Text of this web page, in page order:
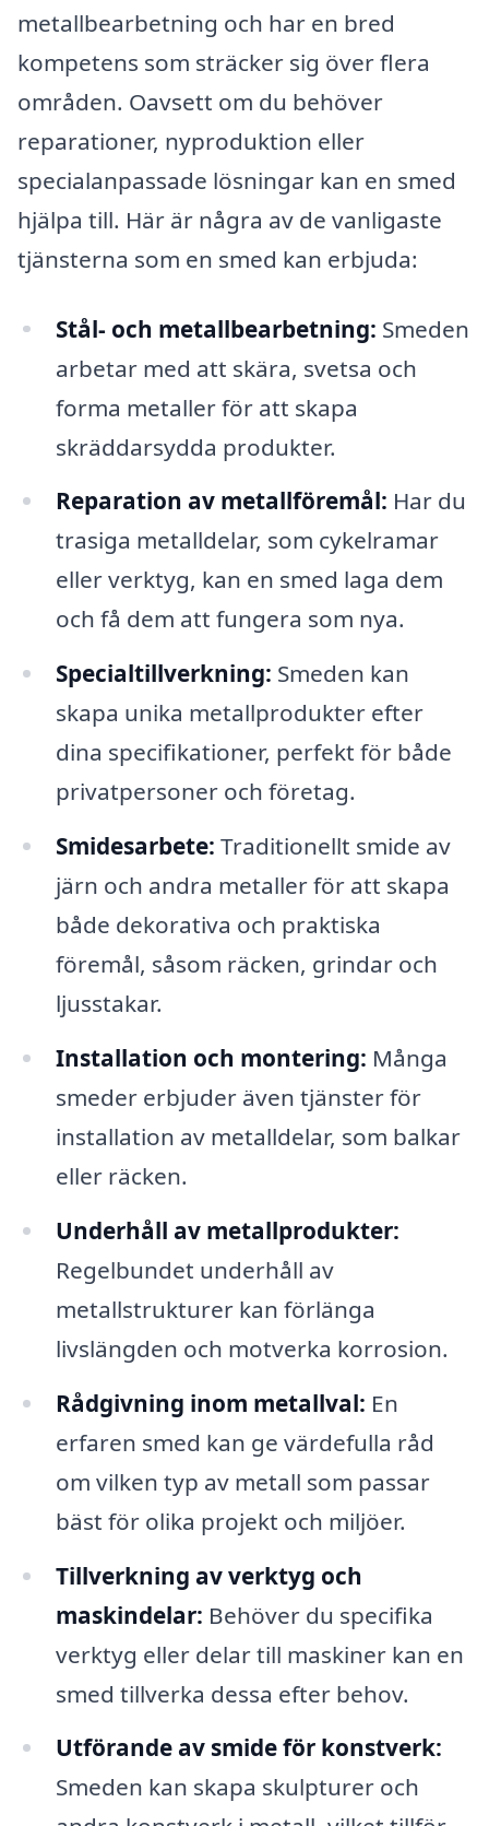
metallbearbetning och har en bred
kompetens som sträcker sig över flera
områden. Oavsett om du behöver
reparationer, nyproduktion eller
specialanpassade lösningar kan en smed
hjälpa till. Här är några av de vanligaste
tjänsterna som en smed kan erbjuda:
Stål- och metallbearbetning: Smeden
arbetar med att skära, svetsa och
forma metaller för att skapa
skräddarsydda produkter.
Reparation av metallföremål: Har du
trasiga metalldelar, som cykelramar
eller verktyg, kan en smed laga dem
och få dem att fungera som nya.
Specialtillverkning: Smeden kan
skapa unika metallprodukter efter
dina specifikationer, perfekt för både
privatpersoner och företag.
Smidesarbete: Traditionellt smide av
järn och andra metaller för att skapa
både dekorativa och praktiska
föremål, såsom räcken, grindar och
ljusstakar.
Installation och montering: Många
smeder erbjuder även tjänster för
installation av metalldelar, som balkar
eller räcken.
Underhåll av metallprodukter:
Regelbundet underhåll av
metallstrukturer kan förlänga
livslängden och motverka korrosion.
Rådgivning inom metallval: En
erfaren smed kan ge värdefulla råd
om vilken typ av metall som passar
bäst för olika projekt och miljöer.
Tillverkning av verktyg och
maskindelar: Behöver du specifika
verktyg eller delar till maskiner kan en
smed tillverka dessa efter behov.
Utförande av smide för konstverk:
Smeden kan skapa skulpturer och